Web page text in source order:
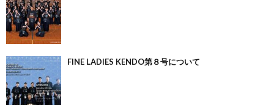
FINE LADIES KENDO第８号について